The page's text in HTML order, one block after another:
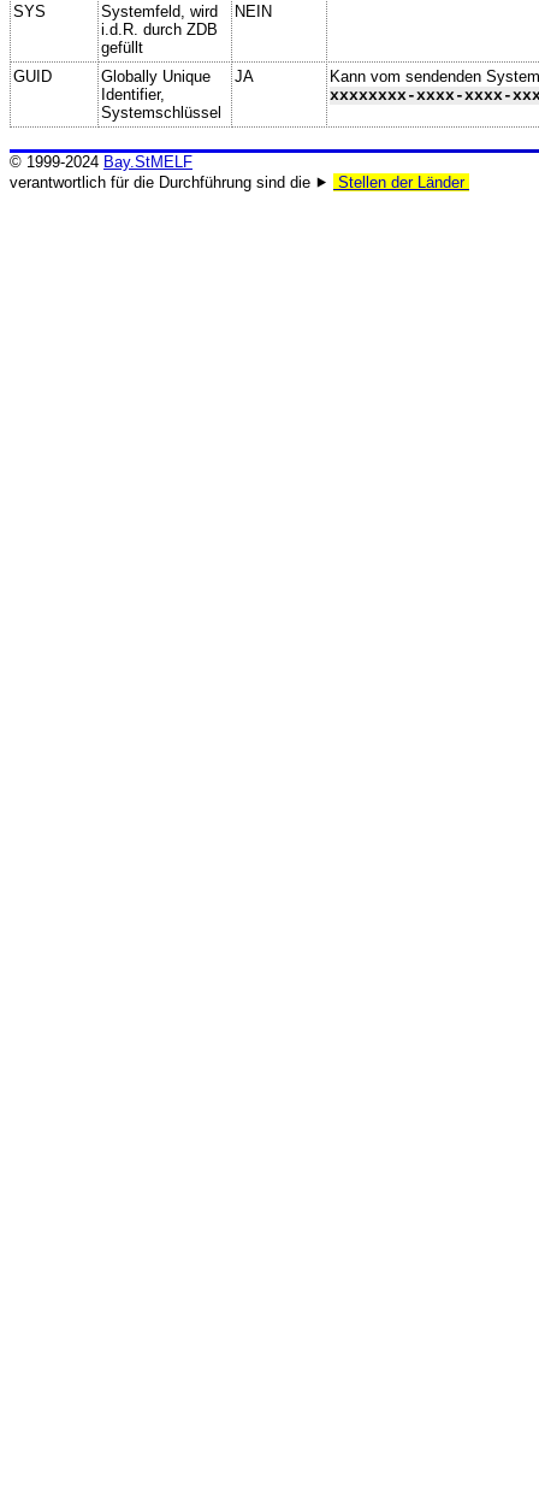
SYS
Systemfeld, wird
i.d.R. durch ZDB
gefüllt
NEIN
GUID
Globally Unique
Identifier,
Systemschlüssel
JA
Kann vom sendenden
xxxxxxxx-xxxx-xxxx-
© 1999-2024 Bay.StMELF
verantwortlich für die Durchführung sind die ⯈
Stellen der Länder